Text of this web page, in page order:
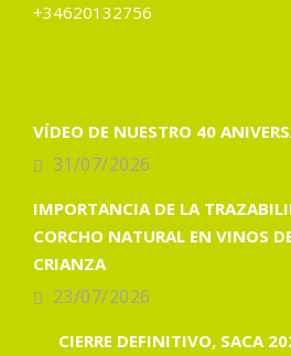
+34620132756
VÍDEO DE NUESTRO 40
31/07/2026
IMPORTANCIA DE LA
CORCHO NATURAL EN VINOS
CRIANZA
23/07/2026
CIERRE DEFINITIVO, SACA